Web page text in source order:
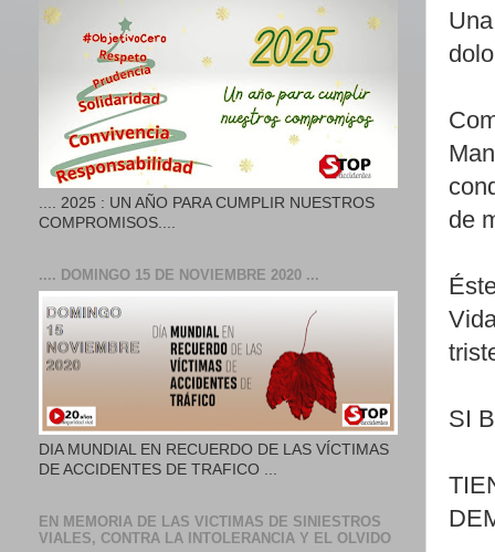
de
SI
.... 2025 : UN AÑO PARA CUMPLIR NUESTROS
COMPROMISOS....
.... DOMINGO 15 DE NOVIEMBRE 2020 ...
DIA MUNDIAL EN RECUERDO DE LAS VÍCTIMAS
DE ACCIDENTES DE TRAFICO ...
EN MEMORIA DE LAS VICTIMAS DE SINIESTROS
VIALES, CONTRA LA INTOLERANCIA Y EL OLVIDO